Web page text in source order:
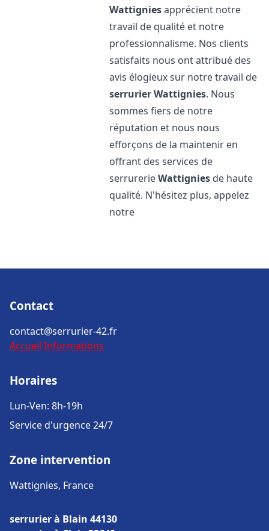
Wattigniesapprécient notre
travail de qualité et notre
professionnalisme. Nos clients
satisfaits nous ont attribué des
avis élogieux sur notre travail de
serrurierWattignies. Nous
sommes fiers de notre
réputation et nous nous
efforçons de la maintenir en
offrant des services de
serrurerieWattignies de haute
qualité. N'hésitez plus, appelez
notre
Contact
contact@serrurier-42.fr
Accueil Informations
Horaires
Lun-Ven: 8h-19h
Service d'urgence 24/7
Zone intervention
Wattignies, France
serrurier à Blain 44130